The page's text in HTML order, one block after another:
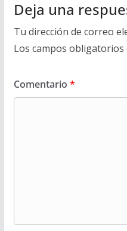
Deja una
Tu dirección de correo
Los campos obligatorios
Comentario *